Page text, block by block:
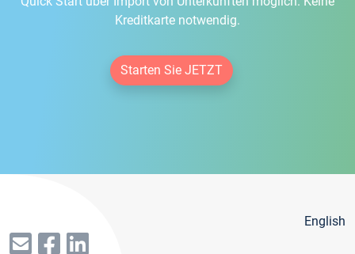
Kreditkarte notwendig.
Starten Sie JETZT
English